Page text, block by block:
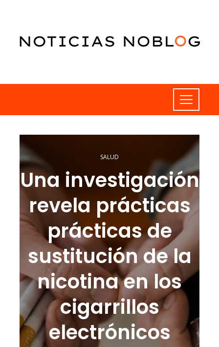
SALUD
Una investigación
revela prácticas
prácticas de
sustitución de la
nicotina en los
cigarrillos
electrónicos